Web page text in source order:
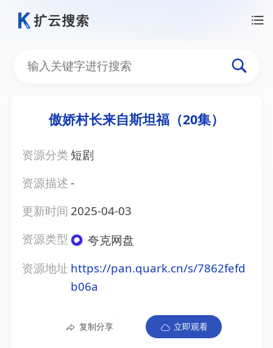
傲娇村长来自斯坦福（20集）
资源分类 短剧
资源描述-
更新时间 2025-04-03
资源类型
夸克网盘
资源地址 https://pan.quark.cn/s/7862fefd
b06a
复制分享 立即观看